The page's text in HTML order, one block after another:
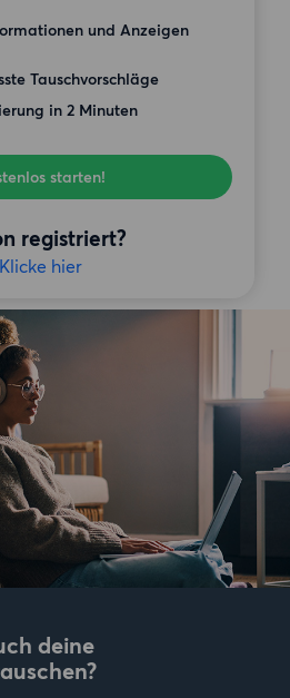
und Anzeigen
Tauschvorschläge
in 2 Minuten
starten!
registriert?
Klicke hier
deine